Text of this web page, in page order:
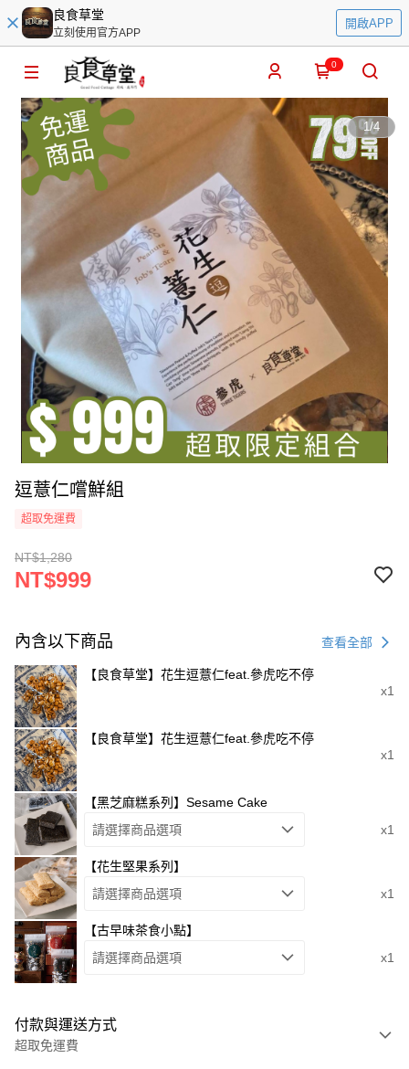
良食草堂
立刻使用官方APP
開啟APP
0
1/4
逗薏仁嚐鮮組
超取免運費
NT$1,280
NT$999
內含以下商品 查看全部
【良食草堂】花生逗薏仁feat.參虎吃不停
x1
【良食草堂】花生逗薏仁feat.參虎吃不停
x1
【黑芝麻糕系列】Sesame Cake
請選擇商品選項
x1
【花生堅果系列】
請選擇商品選項
x1
【古早味茶食小點】
請選擇商品選項
x1
付款與運送方式
超取免運費